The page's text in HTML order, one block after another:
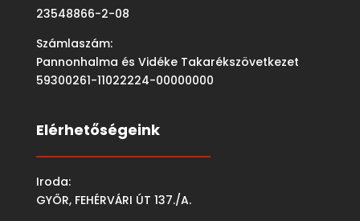
23548866-2-08
Számlaszám:
Pannonhalma és Vidéke Takarékszövetkezet
59300261-11022224-00000000
Elérhetőségeink
Iroda:
GYŐR, FEHÉRVÁRI ÚT 137./A.